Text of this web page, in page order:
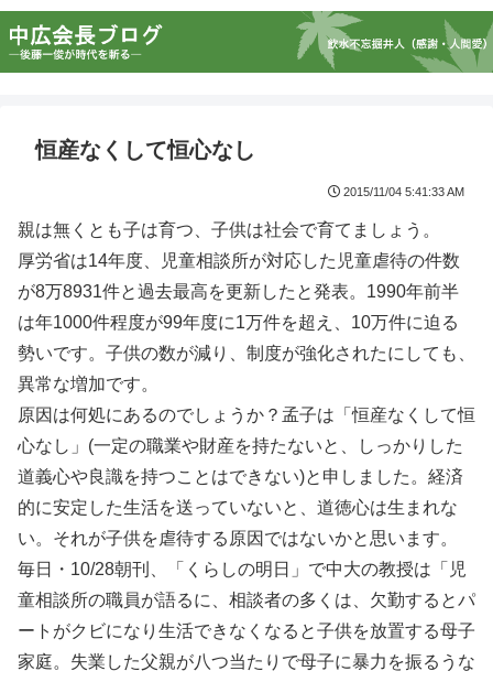
恒産なくして恒心なし
2015/11/04 5:41:33 AM
親は無くとも子は育つ、子供は社会で育てましょう。
厚労省は14年度、児童相談所が対応した児童虐待の件数
が8万8931件と過去最高を更新したと発表。1990年前半
は年1000件程度が99年度に1万件を超え、10万件に迫る
勢いです。子供の数が減り、制度が強化されたにしても、
異常な増加です。
原因は何処にあるのでしょうか？孟子は「恒産なくして恒
心なし」(一定の職業や財産を持たないと、しっかりした
道義心や良識を持つことはできない)と申しました。経済
的に安定した生活を送っていないと、道徳心は生まれな
い。それが子供を虐待する原因ではないかと思います。
毎日・10/28朝刊、「くらしの明日」で中大の教授は「児
童相談所の職員が語るに、相談者の多くは、欠勤するとパ
ートがクビになり生活できなくなると子供を放置する母子
家庭。失業した父親が八つ当たりで母子に暴力を振るうな